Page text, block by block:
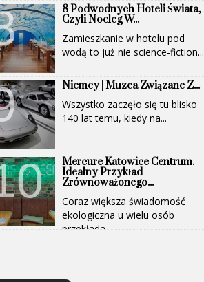
8 Podwodnych Hoteli Świata,
Czyli Nocleg W...
Zamieszkanie w hotelu pod
wodą to już nie science-fiction...
Niemcy | Muzea Związane Z...
Wszystko zaczęło się tu blisko
140 lat temu, kiedy na...
Mercure Katowice Centrum.
Idealny Przykład
Zrównoważonego...
Coraz większa świadomość
ekologiczna u wielu osób
przekłada...